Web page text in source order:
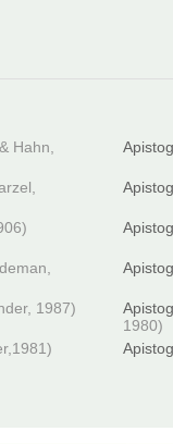
Hahn,
1987)
1980)